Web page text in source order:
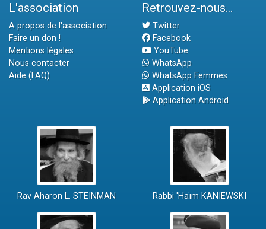
L'association
A propos de l'association
Faire un don !
Mentions légales
Nous contacter
Aide (FAQ)
Retrouvez-nous...
Twitter
Facebook
YouTube
WhatsApp
WhatsApp Femmes
Application iOS
Application Android
Rav Aharon L. STEINMAN Rabbi 'Haïm KANIEWSKI